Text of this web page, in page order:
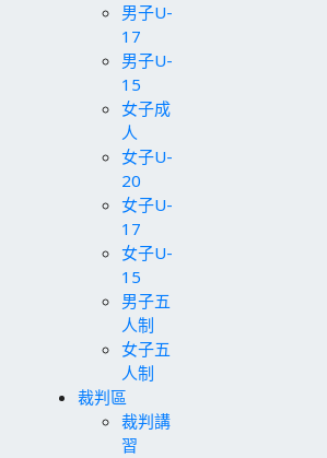
男子U-
17
男子U-
15
女子成
人
女子U-
20
女子U-
17
女子U-
15
男子五
人制
女子五
人制
裁判區
裁判講
習